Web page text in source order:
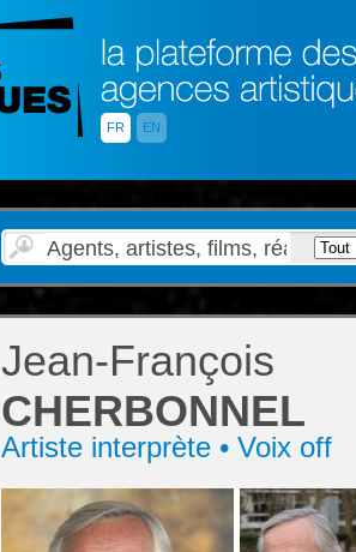
FR EN
Jean-François
CHERBONNEL
Artiste interprète • Voix off